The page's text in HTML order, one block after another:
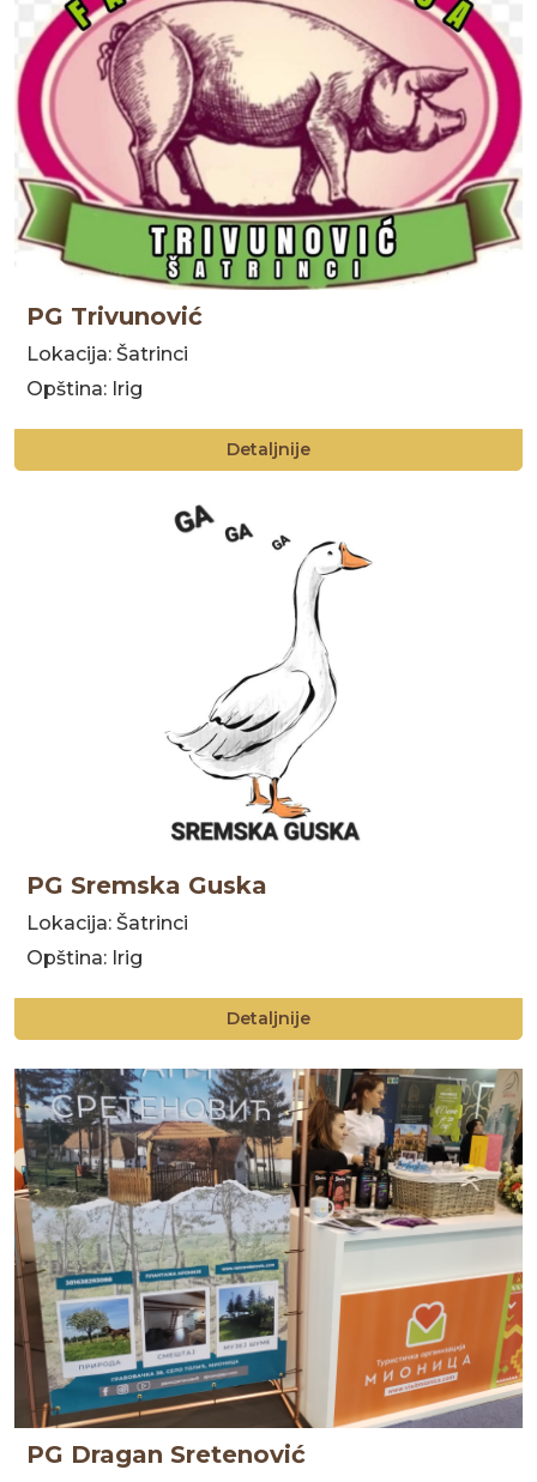
PG Trivunović
Lokacija: Šatrinci
Opština: Irig
Detaljnije
PG Sremska Guska
Lokacija: Šatrinci
Opština: Irig
Detaljnije
PG Dragan Sretenović